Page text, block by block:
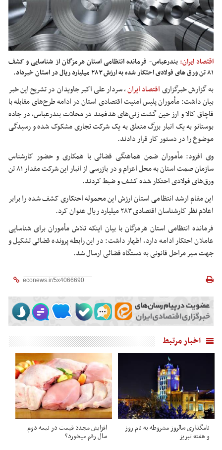
اقتصاد ایران: بندرعباس- فرمانده انتظامی استان هرمزگان از شناسایی و کشف
۸۱ تن ورق های فولادی احتکار شده به ارزش ۲۸۳ میلیارد ریال در استان خبرداد.
به گزارش خبرگزاریاقتصاد ایران،سردار علی اکبر جاویدان در تشریح این خبر
بیان داشت: مأموران پلیس امنیت اقتصادی استان در ادامه طرح‌های مقابله با
قاچاق کالا و ارز حین گشت زنی‌های هدفمند در محلات بندرعباس، در جاده
بوستانوبه یک انبار بزرگ متعلق به یک شرکت تجاری مشکوک شده و رسیدگی
موضوع را در دستور کار قرار دادند.
وی افزود: مأموران ضمن هماهنگی قضائی با همکاری و حضور کارشناس
سازمانصمت
استان به محل اعزام و در بازرسی از انبار این شرکت مقدار ۸۱ تن
ورق‌های فولادی احتکار شده کشف و ضبط کردند.
این مقام ارشد انتظامی استان ارزش این محموله احتکاری کشف شده را برابر
اعلام نظر کارشناسان اقتصادی ۲۸۳ میلیارد ریال عنوان کرد.
فرمانده انتظامی استان هرمزگان با بیان اینکه تلاش مأموران برای شناسایی
عاملان احتکار ادامه دارد، اظهار داشت: در این رابطه پرونده قضائی تشکیل و
جهت سیر مراحل قانونی به دستگاه قضائی ارسال شد.
اخبار مرتبط
نامگذاری سالروز مشروطه به نام روز
و هفته تبریز
افزایش مجدد قیمت در نیمه دوم
سال رقم میخورد؟